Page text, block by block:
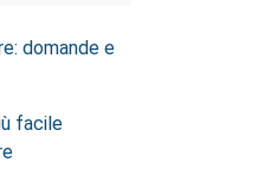
domande e
facile